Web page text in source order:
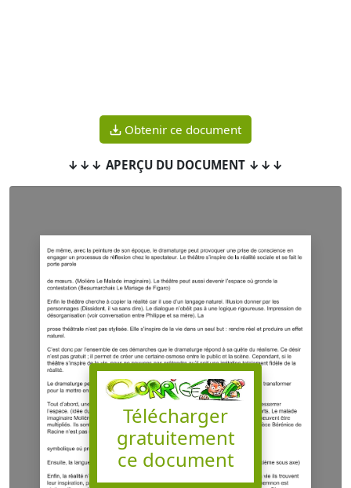
Obtenir ce document
↓↓↓ APERÇU DU DOCUMENT ↓↓↓
Télécharger
gratuitement
ce document